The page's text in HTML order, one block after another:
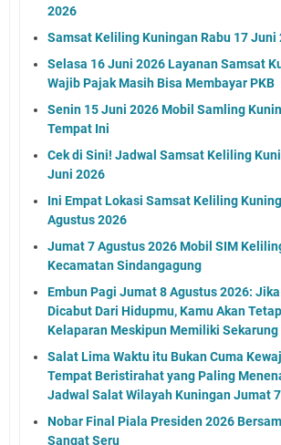
2026
Samsat Keliling Kuningan Rabu 17 Juni
Selasa 16 Juni 2026 Layanan Samsat
Wajib Pajak Masih Bisa Membayar PKB
Senin 15 Juni 2026 Mobil Samling
Tempat Ini
Cek di Sini! Jadwal Samsat Keliling
Juni 2026
Ini Empat Lokasi Samsat Keliling
Agustus 2026
Jumat 7 Agustus 2026 Mobil SIM
Kecamatan Sindangagung
Embun Pagi Jumat 8 Agustus 2026:
Dicabut Dari Hidupmu, Kamu Akan
Kelaparan Meskipun Memiliki Sekarung
Salat Lima Waktu itu Bukan Cuma
Tempat Beristirahat yang Paling
Jadwal Salat Wilayah Kuningan Jumat
Nobar Final Piala Presiden 2026
Sangat Seru